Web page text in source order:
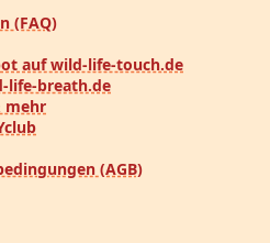
(FAQ)
auf wild-life-touch.de
life-breath.de
mehr
(AGB)